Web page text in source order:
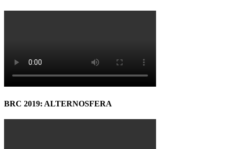
BRC 2019: ALTERNOSFERA